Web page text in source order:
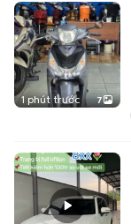
1 phút trước 7